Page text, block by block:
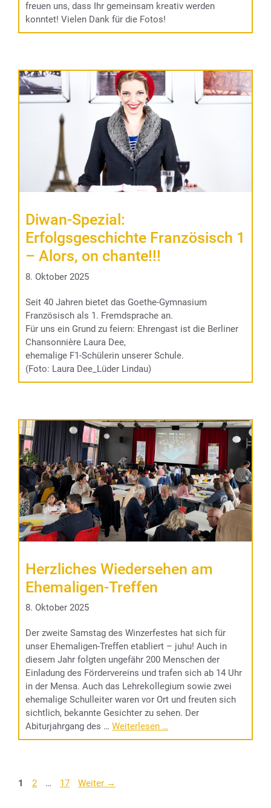
freuen uns, dass Ihr gemeinsam kreativ werden
konntet! Vielen Dank für die Fotos!
Diwan-Spezial:
Erfolgsgeschichte Französisch 1
– Alors, on chante!!!
8. Oktober 2025
Seit 40 Jahren bietet das Goethe-Gymnasium
Französisch als 1. Fremdsprache an.
Für uns ein Grund zu feiern: Ehrengast ist die Berliner
Chansonnière Laura Dee,
ehemalige F1-Schülerin unserer Schule.
(Foto: Laura Dee_Lüder Lindau)
Herzliches Wiedersehen am
Ehemaligen-Treffen
8. Oktober 2025
Der zweite Samstag des Winzerfestes hat sich für
unser Ehemaligen-Treffen etabliert – juhu! Auch in
diesem Jahr folgten ungefähr 200 Menschen der
Einladung des Fördervereins und trafen sich ab 14 Uhr
in der Mensa. Auch das Lehrekollegium sowie zwei
ehemalige Schulleiter waren vor Ort und freuten sich
sichtlich, bekannte Gesichter zu sehen. Der
Abiturjahrgang des … Weiterlesen …
Seite
1 Seite
2 … Seite
17 Weiter →